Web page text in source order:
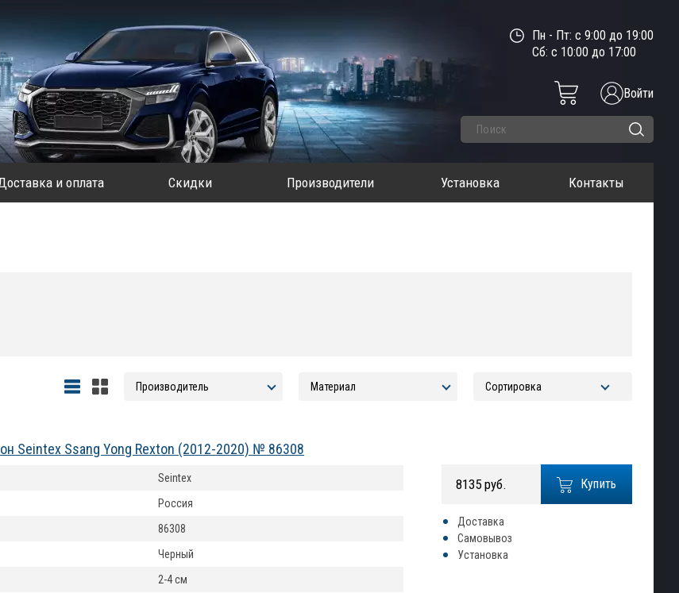
Пн - Пт: с 9:00 до 19:00
Сб: с 10:00 до 17:00
Войти
и оплата Скидки Производители Установка Контакты
Seintex Ssang Yong Rexton (2012-2020) № 86308
Купить
8135 руб.
Доставка
Самовывоз
Установка
Seintex
Россия
86308
Черный
2-4 см